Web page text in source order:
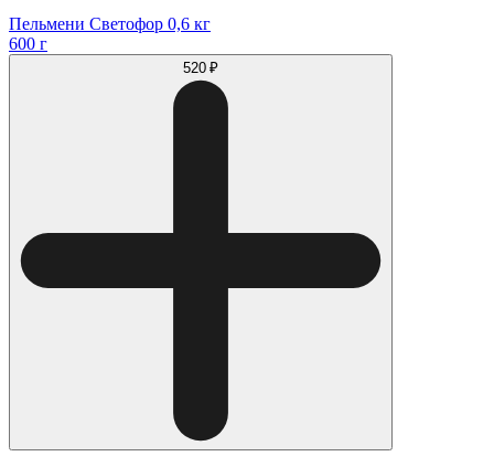
Пельмени Светофор 0,6 кг
600 г
520 ₽